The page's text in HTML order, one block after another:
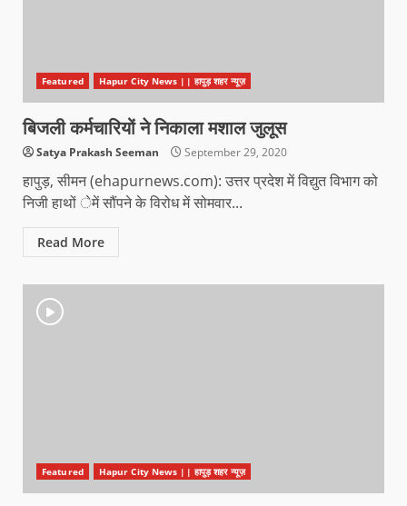
Featured Hapur City News || हापुड़ शहर न्यूज़
बिजली कर्मचारियों ने निकाला मशाल जुलूस
Satya Prakash Seeman September 29, 2020
हापुड़, सीमन (ehapurnews.com): उत्तर प्रदेश में विद्युत विभाग को
निजी हाथों ेमें सौंपने के विरोध में सोमवार...
Read More
Featured Hapur City News || हापुड़ शहर न्यूज़